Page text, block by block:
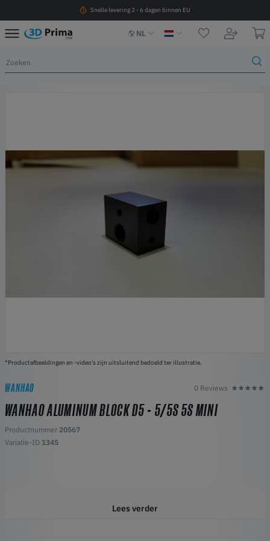
Snelle levering 2 - 6 dagen binnen EU
NL
*Productafbeeldingen en -video's zijn uitsluitend bedoeld ter illustratie.
WANHAO 0 Reviews
WANHAO ALUMINUM BLOCK D5 - 5/5S 5S MINI
Productnummer 20567
Variatie-ID 1345
Lees verder